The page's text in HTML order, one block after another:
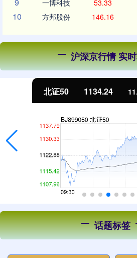
一博科技 53.33
10 方邦股份 146.16
沪深京行情 实
北证50 1134.24
话题标签